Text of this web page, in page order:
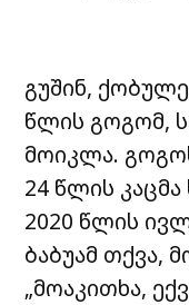
გუშინ,
წლის გოგომ,
მოიკლა.
24 წლის
2020 წლის
ბაბუამ თქვა,
„მოაკითხა,